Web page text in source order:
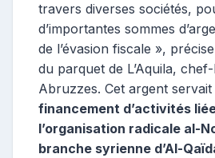
travers diverses sociétés,
d’importantes sommes
de l’évasion fiscale »,
du parquet de L’Aquila,
Abruzzes. Cet argent servait
financement d’activités
l’organisation radicale al-
branche syrienne d’Al-